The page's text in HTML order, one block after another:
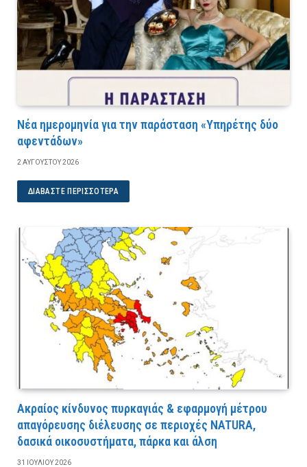
Νέα ημερομηνία για την παράσταση «Υπηρέτης δύο
αφεντάδων»
2 ΑΥΓΟΎΣΤΟΥ 2026
ΔΙΑΒΆΣΤΕ ΠΕΡΙΣΣΌΤΕΡΑ
Ακραίος κίνδυνος πυρκαγιάς & εφαρμογή μέτρου
απαγόρευσης διέλευσης σε περιοχές NATURA,
δασικά οικοσυστήματα, πάρκα και άλση
31 ΙΟΥΛΊΟΥ 2026